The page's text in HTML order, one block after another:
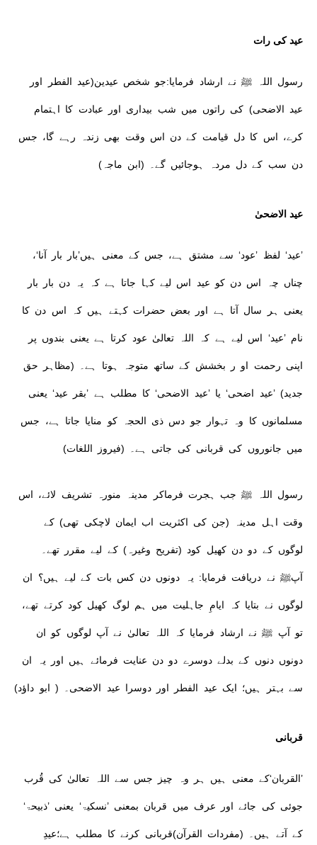
عید کی رات
رسول اللہ ﷺ نے ارشاد فرمایا:جو شخص عیدین(عید الفطر اور
عید الاضحی) کی راتوں میں شب بیداری اور عبادت کا اہتمام
کرے، اس کا دل قیامت کے دن اس وقت بھی زندہ رہے گا، جس
دن سب کے دل مردہ ہوجائیں گے۔ (ابن ماجہ)
عید الاضحیٰ
’عید‘ لفظ ’عود‘ سے مشتق ہے، جس کے معنی ہیں’بار بار آنا‘،
چناں چہ اس دن کو عید اس لیے کہا جاتا ہے کہ یہ دن بار بار
یعنی ہر سال آتا ہے اور بعض حضرات کہتے ہیں کہ اس دن کا
نام ’عید‘ اس لیے ہے کہ اللہ تعالیٰ عود کرتا ہے یعنی بندوں پر
اپنی رحمت او ر بخشش کے ساتھ متوجہ ہوتا ہے۔ (مظاہر حق
جدید) ’عید اضحی‘ یا ’عید الاضحی‘ کا مطلب ہے ’بقر عید‘ یعنی
مسلمانوں کا وہ تہوار جو دس ذی الحجہ کو منایا جاتا ہے، جس
میں جانوروں کی قربانی کی جاتی ہے۔ (فیروز اللغات)
رسول اللہ ﷺ جب ہجرت فرماکر مدینہ منورہ تشریف لائے، اس
وقت اہل مدینہ (جن کی اکثریت اب ایمان لاچکی تھی) کے
لوگوں کے دو دن کھیل کود (تفریح وغیرہ) کے لیے مقرر تھے۔
آپﷺ نے دریافت فرمایا: یہ دونوں دن کس بات کے لیے ہیں؟ ان
لوگوں نے بتایا کہ ایامِ جاہلیت میں ہم لوگ کھیل کود کرتے تھے،
تو آپ ﷺ نے ارشاد فرمایا کہ اللہ تعالیٰ نے آپ لوگوں کو ان
دونوں دنوں کے بدلے دوسرے دو دن عنایت فرمائے ہیں اور یہ ان
سے بہتر ہیں؛ ایک عید الفطر اور دوسرا عید الاضحی۔ ( ابو داؤد)
قربانی
’القربان‘کے معنی ہیں ہر وہ چیز جس سے اللہ تعالیٰ کی قُرب
جوئی کی جائے اور عرف میں قربان بمعنی ’نسکیۃ‘ یعنی ’ذبیحۃ‘
کے آتے ہیں۔ (مفردات القرآن)قربانی کرنے کا مطلب ہے؛عیدِ